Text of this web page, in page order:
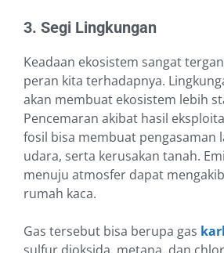
3. Segi Lingkungan
Keadaan ekosistem sangat
peran kita terhadapnya.
akan membuat ekosistem lebih
Pencemaran akibat hasil
fosil bisa membuat pengasaman
udara, serta kerusakan tanah.
menuju atmosfer dapat
rumah kaca.
Gas tersebut bisa berupa gas